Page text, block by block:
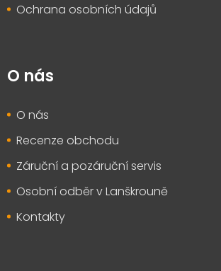
Ochrana osobních údajů
O nás
O nás
Recenze obchodu
Záruční a pozáruční servis
Osobní odběr v Lanškrouně
Kontakty